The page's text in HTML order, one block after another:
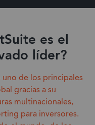
es el
líder?
de los principales
gracias a su
multinacionales,
para inversores.